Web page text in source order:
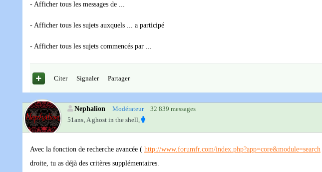
- Afficher tous les messages de ...
- Afficher tous les sujets auxquels ... a participé
- Afficher tous les sujets commencés par ...
Citer Signaler Partager
Nephalion Modérateur
32 839 messages
51ans‚ A ghost in the shell,
Avec la fonction de recherche avancée ( http://www.forumfr.com/index.php?app=core&module=search
droite, tu as déjà des critères supplémentaires.